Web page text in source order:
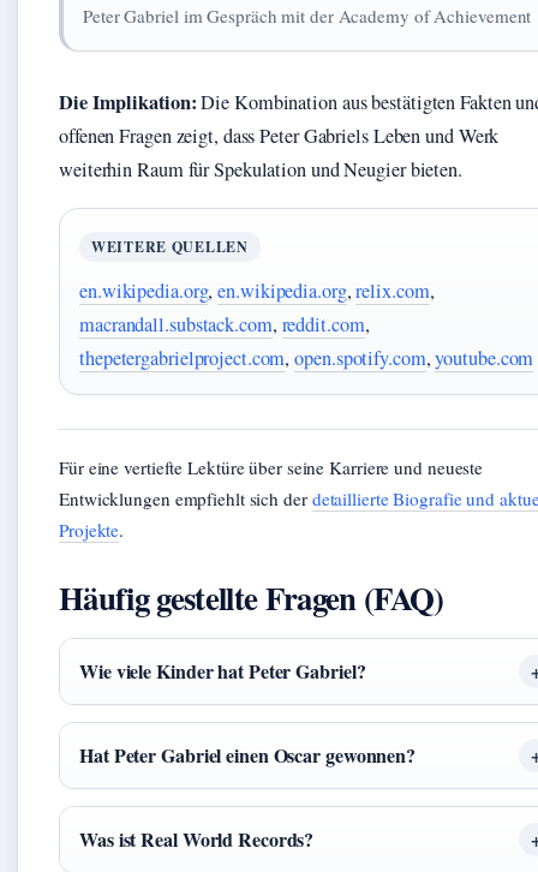
Peter Gabriel im Gespräch mit der Academy of Achievement
Die Implikation:Die Kombination aus bestätigten Fakten
offenen Fragen zeigt, dass Peter Gabriels Leben und Werk
weiterhin Raum für Spekulation und Neugier bieten.
WEITERE QUELLEN
en.wikipedia.org,en.wikipedia.org,relix.com,
macrandall.substack.com, reddit.com,
thepetergabrielproject.com,open.spotify.com,youtube.com
Für eine vertiefte Lektüre über seine Karriere und neueste
Entwicklungen empfiehlt sich der detaillierte Biografie und
Projekte.
Häufig gestellte Fragen (FAQ)
Wie viele Kinder hat Peter Gabriel?
Hat Peter Gabriel einen Oscar gewonnen?
Was ist Real World Records?